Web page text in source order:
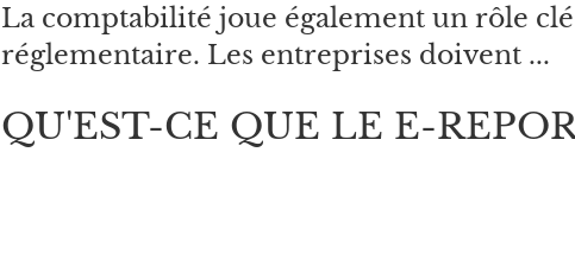
La comptabilité joue également un rôle
réglementaire. Les entreprises doivent ...
QU'EST-CE QUE LE E-